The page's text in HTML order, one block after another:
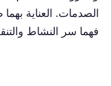
الصدمات. العناية بهما
فهما سر النشاط